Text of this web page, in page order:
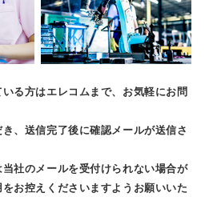
る方はエレコムまで、お気軽にお問
、送信完了後に確認メールが送信さ
社のメールを受付けられない場合が
お控えくださいますようお願いいた